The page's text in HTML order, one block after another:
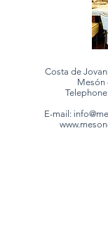
Costa de
Mesón
E-mail: